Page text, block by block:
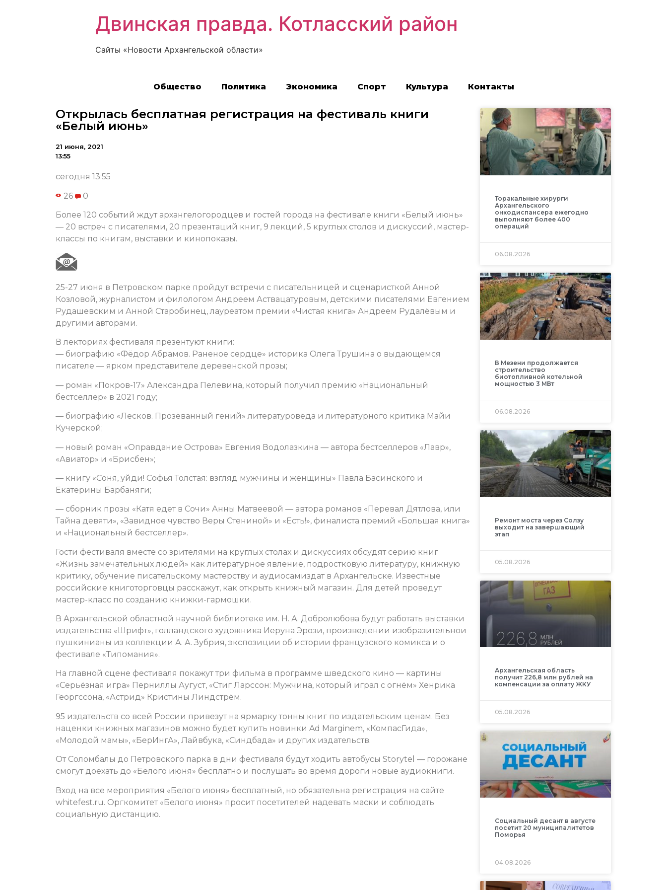
Двинская правда. Котласский район
Сайты «Новости Архангельской области»
Общество Политика Экономика Спорт Культура Контакты
Открылась бесплатная регистрация на фестиваль книги
«Белый июнь»
21 июня, 2021
13:55
сегодня 13:55
26 0
Более 120 событий ждут архангелогородцев и гостей города на фестивале книги «Белый июнь»
— 20 встреч с писателями, 20 презентаций книг, 9 лекций, 5 круглых столов и дискуссий, мастер-
классы по книгам, выставки и кинопоказы.
25-27 июня в Петровском парке пройдут встречи с писательницей и сценаристкой Анной
Козловой, журналистом и филологом Андреем Аствацатуровым, детскими писателями Евгением
Рудашевским и Анной Старобинец, лауреатом премии «Чистая книга» Андреем Рудалёвым и
другими авторами.
В лекториях фестиваля презентуют книги:
— биографию «Фёдор Абрамов. Раненое сердце» историка Олега Трушина о выдающемся
писателе — ярком представителе деревенской прозы;
— роман «Покров-17» Александра Пелевина, который получил премию «Национальный
бестселлер» в 2021 году;
— биографию «Лесков. Прозёванный гений» литературоведа и литературного критика Майи
Кучерской;
— новый роман «Оправдание Острова» Евгения Водолазкина — автора бестселлеров «Лавр»,
«Авиатор» и «Брисбен»;
— книгу «Соня, уйди! Софья Толстая: взгляд мужчины и женщины» Павла Басинского и
Екатерины Барбаняги;
— сборник прозы «Катя едет в Сочи» Анны Матвеевой — автора романов «Перевал Дятлова, или
Тайна девяти», «Завидное чувство Веры Стениной» и «Есть!», финалиста премий «Большая книга»
и «Национальный бестселлер».
Гости фестиваля вместе со зрителями на круглых столах и дискуссиях обсудят серию книг
«Жизнь замечательных людей» как литературное явление, подростковую литературу, книжную
критику, обучение писательскому мастерству и аудиосамиздат в Архангельске. Известные
российские книготорговцы расскажут, как открыть книжный магазин. Для детей проведут
мастер-класс по созданию книжки-гармошки.
В Архангельской областной научной библиотеке им. Н. А. Добролюбова будут работать выставки
издательства «Шрифт», голландского художника Иеруна Эрози, произведении изобразительнои
пушкинианы из коллекции А. А. Зубрия, экспозиции об истории французского комикса и о
фестивале «Типомания».
На главной сцене фестиваля покажут три фильма в программе шведского кино — картины
«Серьёзная игра» Перниллы Аугуст, «Стиг Ларссон: Мужчина, который играл с огнём» Хенрика
Георгссона, «Астрид» Кристины Линдстрём.
95 издательств со всей России привезут на ярмарку тонны книг по издательским ценам. Без
наценки книжных магазинов можно будет купить новинки Ad Marginem, «КомпасГида»,
«Молодой мамы», «БерИнгА», Лайвбука, «Синдбада» и других издательств.
От Соломбалы до Петровского парка в дни фестиваля будут ходить автобусы Storytel — горожане
смогут доехать до «Белого июня» бесплатно и послушать во время дороги новые аудиокниги.
Вход на все мероприятия «Белого июня» бесплатный, но обязательна регистрация на сайте
whitefest.ru. Оргкомитет «Белого июня» просит посетителей надевать маски и соблюдать
социальную дистанцию.
Торакальные хирурги
Архангельского
онкодиспансера ежегодно
выполняют более 400
операций
06.08.2026
В Мезени продолжается
строительство
биотопливной котельной
мощностью 3 МВт
06.08.2026
Ремонт моста через Солзу
выходит на завершающий
этап
05.08.2026
Архангельская область
получит 226,8 млн рублей на
компенсации за оплату ЖКУ
05.08.2026
Социальный десант в августе
посетит 20 муниципалитетов
Поморья
04.08.2026